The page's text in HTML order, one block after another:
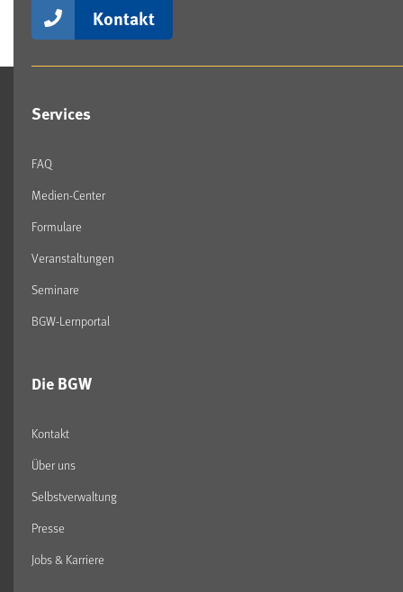
Kontakt
Services
FAQ
Medien-Center
Formulare
Veranstaltungen
Seminare
BGW-Lernportal
Die BGW
Kontakt
Über uns
Selbstverwaltung
Presse
Jobs & Karriere